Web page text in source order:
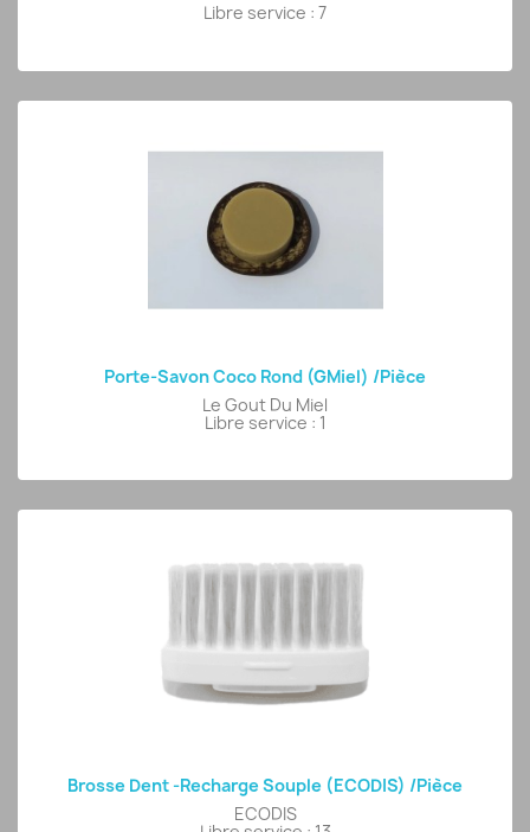
Libre service : 7
Porte-Savon Coco Rond (GMiel) /pièce
Le Gout Du Miel
Libre service : 1
Brosse Dent -Recharge Souple (ECODIS) /pièce
ECODIS